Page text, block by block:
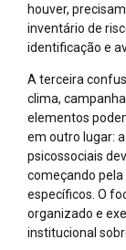
houver,
inventário de
identificação e
A terceira
clima,
elementos
em outro lugar:
psicossociais
começando pela
específicos. O
organizado e
institucional